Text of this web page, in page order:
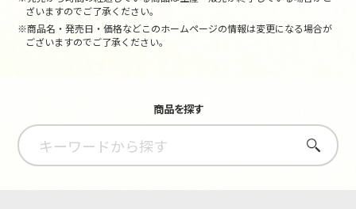
ざいますのでご了承ください。
※商品名・発売日・価格などこのホームページの情報は変更になる場合が
ございますのでご了承ください。
商品を探す
さがす